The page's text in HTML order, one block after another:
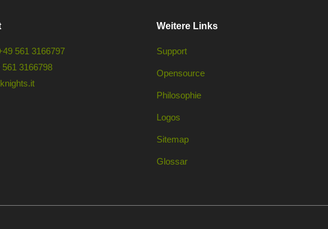
561 3166797
561 3166798
Weitere Links
Support
Opensource
Philosophie
Logos
Sitemap
Glossar